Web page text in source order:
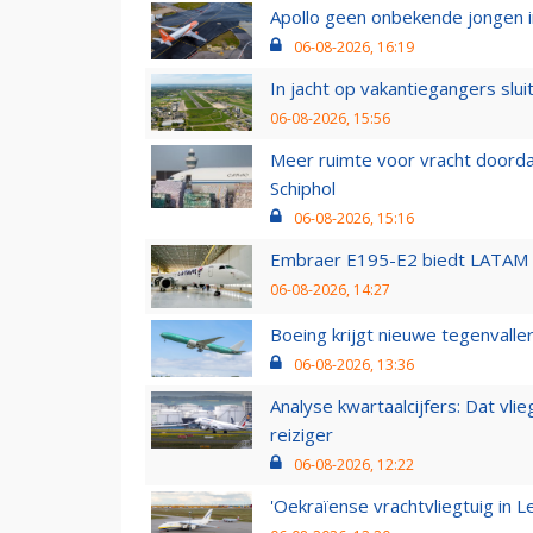
Apollo geen onbekende jongen
06-08-2026, 16:19
In jacht op vakantiegangers
06-08-2026, 15:56
Meer ruimte voor vracht
Schiphol
06-08-2026, 15:16
Embraer E195-E2 biedt
06-08-2026, 14:27
Boeing krijgt nieuwe
06-08-2026, 13:36
Analyse kwartaalcijfers: Dat
reiziger
06-08-2026, 12:22
'Oekraïense vrachtvliegtuig in